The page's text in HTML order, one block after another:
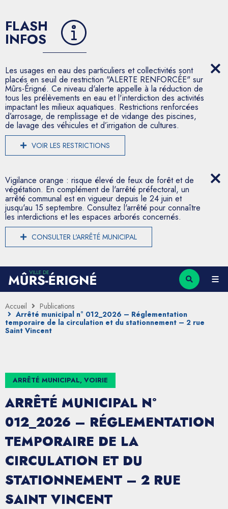
FLASH
INFOS
Les usages en eau des particuliers et collectivités sont
placés en seuil de restriction "ALERTE RENFORCÉE" sur
Mûrs-Érigné. Ce niveau d'alerte appelle à la réduction de
tous les prélèvements en eau et l'interdiction des activités
impactant les milieux aquatiques. Restrictions renforcées
d’arrosage, de remplissage et de vidange des piscines,
de lavage des véhicules et d’irrigation de cultures.
VOIR LES RESTRICTIONS
Vigilance orange : risque élevé de feux de forêt et de
végétation. En complément de l'arrêté préfectoral, un
arrêté communal est en vigueur depuis le 24 juin et
jusqu'au 15 septembre. Consultez l'arrêté pour connaître
les interdictions et les espaces arborés concernés.
CONSULTER L'ARRÊTÉ MUNICIPAL
Accueil
Publications
Arrêté municipal n° 012_2026 – Réglementation
temporaire de la circulation et du stationnement – 2 rue
Saint Vincent
ARRÊTÉ MUNICIPAL, VOIRIE
ARRÊTÉ MUNICIPAL N°
012_2026 – RÉGLEMENTATION
TEMPORAIRE DE LA
CIRCULATION ET DU
STATIONNEMENT – 2 RUE
SAINT VINCENT